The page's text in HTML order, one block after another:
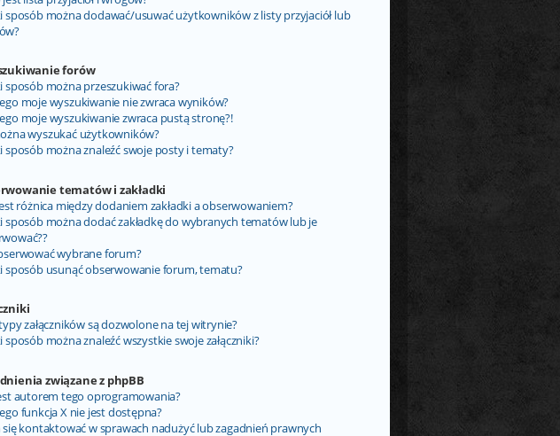
sposób można dodawać/usuwać użytkowników z listy przyjaciół lub
forów
sposób można przeszukiwać fora?
moje wyszukiwanie nie zwraca wyników?
moje wyszukiwanie zwraca pustą stronę?!
wyszukać użytkowników?
sposób można znaleźć swoje posty i tematy?
tematów i zakładki
różnica między dodaniem zakładki a obserwowaniem?
sposób można dodać zakładkę do wybranych tematów lub je
wybrane forum?
sposób usunąć obserwowanie forum, tematu?
załączników są dozwolone na tej witrynie?
sposób można znaleźć wszystkie swoje załączniki?
związane z phpBB
autorem tego oprogramowania?
funkcja X nie jest dostępna?
się kontaktować w sprawach nadużyć lub zagadnień prawnych